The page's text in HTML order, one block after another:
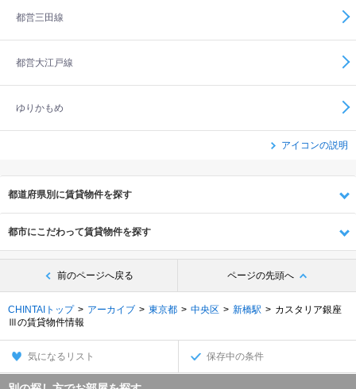
都営三田線
都営大江戸線
ゆりかもめ
アイコンの説明
都道府県別に賃貸物件を探す
都市にこだわって賃貸物件を探す
前のページへ戻る ページの先頭へ
CHINTAIトップ アーカイブ 東京都 中央区 新橋駅
カスタリア銀座
Ⅲの賃貸物件情報
気になるリスト 保存中の条件